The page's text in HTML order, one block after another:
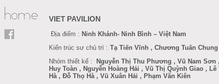
VIET PAVILION
Địa điểm : Ninh Khánh- Ninh Bình – Việt Nam
Kiến trúc sư chủ trì : Tạ Tiến Vĩnh , Chương Tuấn Chung
Nhóm thiết kế : Nguyễn Thị Thu Phương , Vũ Nam Sơn
Huy Toàn , Nguyễn Hoàng Hải , Vũ Thị Quỳnh Giao , Lê
Hà , Đỗ Thọ Hà , Vũ Xuân Hải , Phạm Văn Kiên